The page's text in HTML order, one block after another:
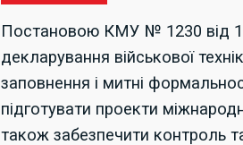
Постановою КМУ № 1230 від
декларування військової
заповнення і митні
підготувати проекти
також забезпечити контроль